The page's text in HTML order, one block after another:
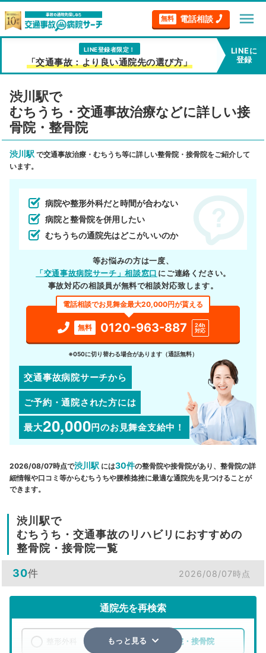
無料 電話相談 menu
LINE登録者限定！
「交通事故：より良い通院先の選び方」
LINEに
登録
渋川駅で
むちうち・交通事故治療などに詳しい接
骨院・整骨院
渋川駅 で交通事故治療・むちうち等に詳しい整骨院・接骨院をご紹介して
います。
病院や整形外科だと時間が合わない
病院と整骨院を併用したい
むちうちの通院先はどこがいいのか
等お悩みの方は一度、
「交通事故病院サーチ」相談窓口 にご連絡ください。
事故対応の相談員が無料で相談対応致します。
電話相談でお見舞金最大20,000円が貰える
無料 0120-963-887
24h
対応
※050に切り替わる場合があります（通話無料）
交通事故病院サーチから
ご予約・通院された方には
最大20,000円のお見舞金支給中！
2026/08/07時点で渋川駅 には30件の整骨院や接骨院があり、整骨院の詳
細情報や口コミ等からむちうちや腰椎捻挫に最適な通院先を見つけることが
できます。
渋川駅で
むちうち・交通事故のリハビリにおすすめの
整骨院・接骨院一覧
30件 2026/08/07時点
通院先を再検索
整骨院・接骨院
もっと見る